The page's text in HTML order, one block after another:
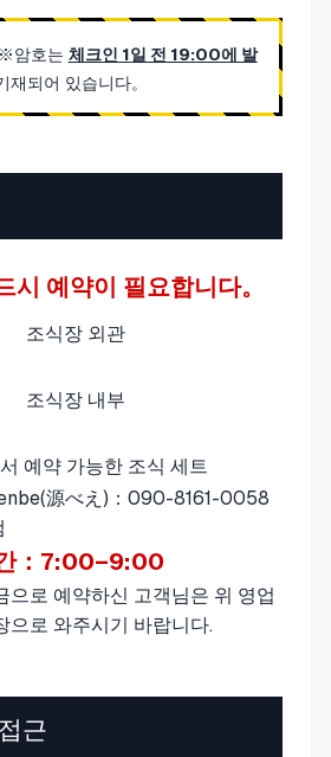
※암호는 체크인 1일 전 19:00에 발
재되어 있습니다。
예약이 필요합니다。
源べえ)： 090-8161-0058
：7:00–9:00
로 예약하신 고객님은 위 영업
으로 와주시기 바랍니다.
근